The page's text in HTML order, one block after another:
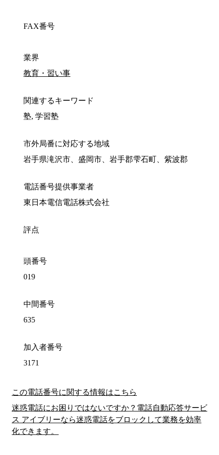
FAX番号
業界
教育・習い事
関連するキーワード
塾, 学習塾
市外局番に対応する地域
岩手県滝沢市、盛岡市、岩手郡雫石町、紫波郡
電話番号提供事業者
東日本電信電話株式会社
評点
頭番号
019
中間番号
635
加入者番号
3171
この電話番号に関する情報はこちら
迷惑電話にお困りではないですか？電話自動応答サービ
ス アイブリーなら迷惑電話をブロックして業務を効率
化できます。